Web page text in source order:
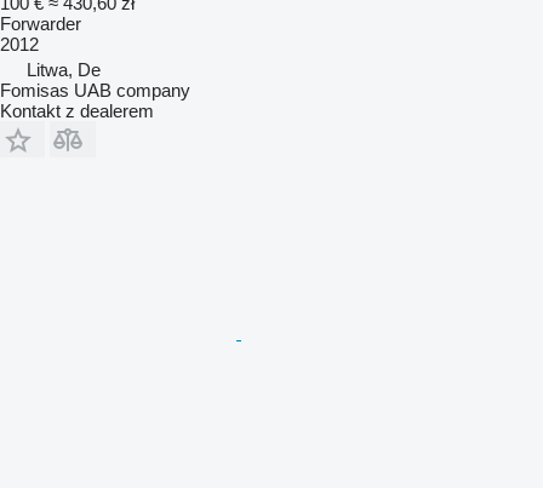
Forwarder
2012
Litwa, De
Fomisas UAB company
Kontakt z dealerem